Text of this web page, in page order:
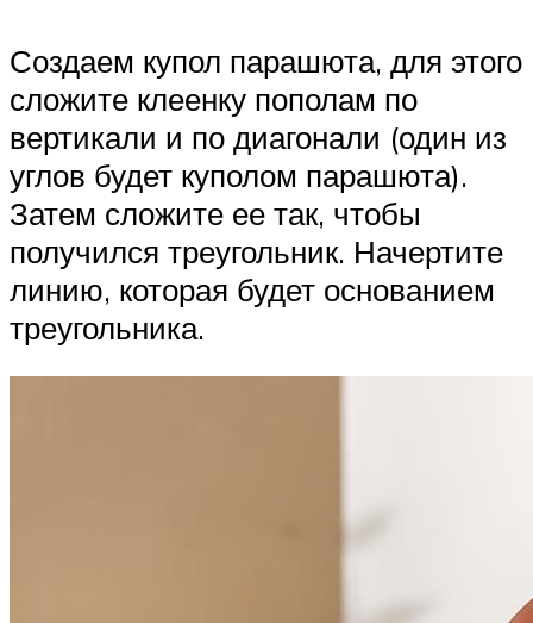
Создаем купол парашюта, для этого
сложите клеенку пополам по
вертикали и по диагонали (один из
углов будет куполом парашюта).
Затем сложите ее так, чтобы
получился треугольник. Начертите
линию, которая будет основанием
треугольника.